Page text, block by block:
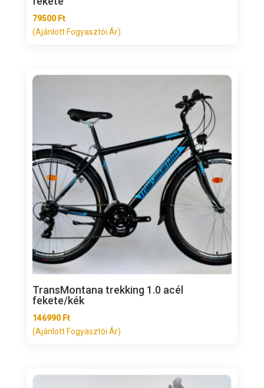
79500 Ft
(Ajánlott Fogyasztói Ár)
TransMontana trekking 1.0 acél
fekete/kék
146990 Ft
(Ajánlott Fogyasztói Ár)